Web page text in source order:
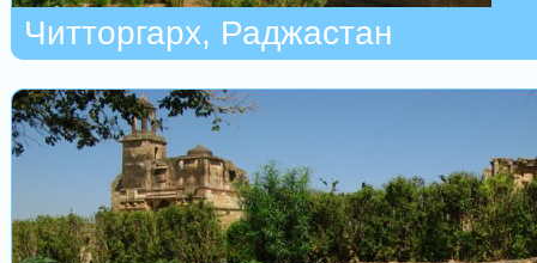
Читторгарх, Раджастан